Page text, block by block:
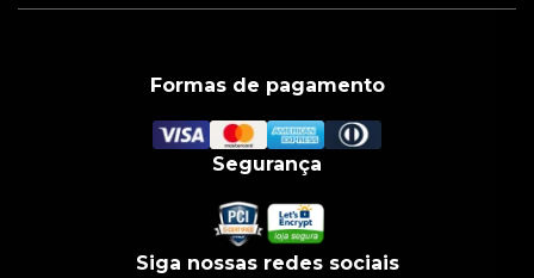
Formas de pagamento
Segurança
Siga nossas redes sociais